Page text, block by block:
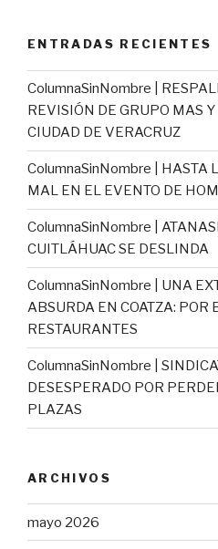
ENTRADAS RECIENTES
ColumnaSinNombre |
REVISIÓN DE GRUPO MAS
CIUDAD DE VERACRUZ
ColumnaSinNombre | HASTA
MAL EN EL EVENTO DE
ColumnaSinNombre |
CUITLÁHUAC SE DESLINDA
ColumnaSinNombre | UNA
ABSURDA EN COATZA: POR
RESTAURANTES
ColumnaSinNombre |
DESESPERADO POR
PLAZAS
ARCHIVOS
mayo 2026